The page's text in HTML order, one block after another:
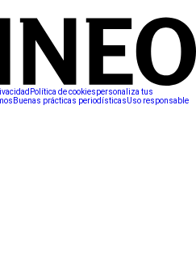
Política de cookiespersonaliza tus
Buenas prácticas periodísticasUso responsable